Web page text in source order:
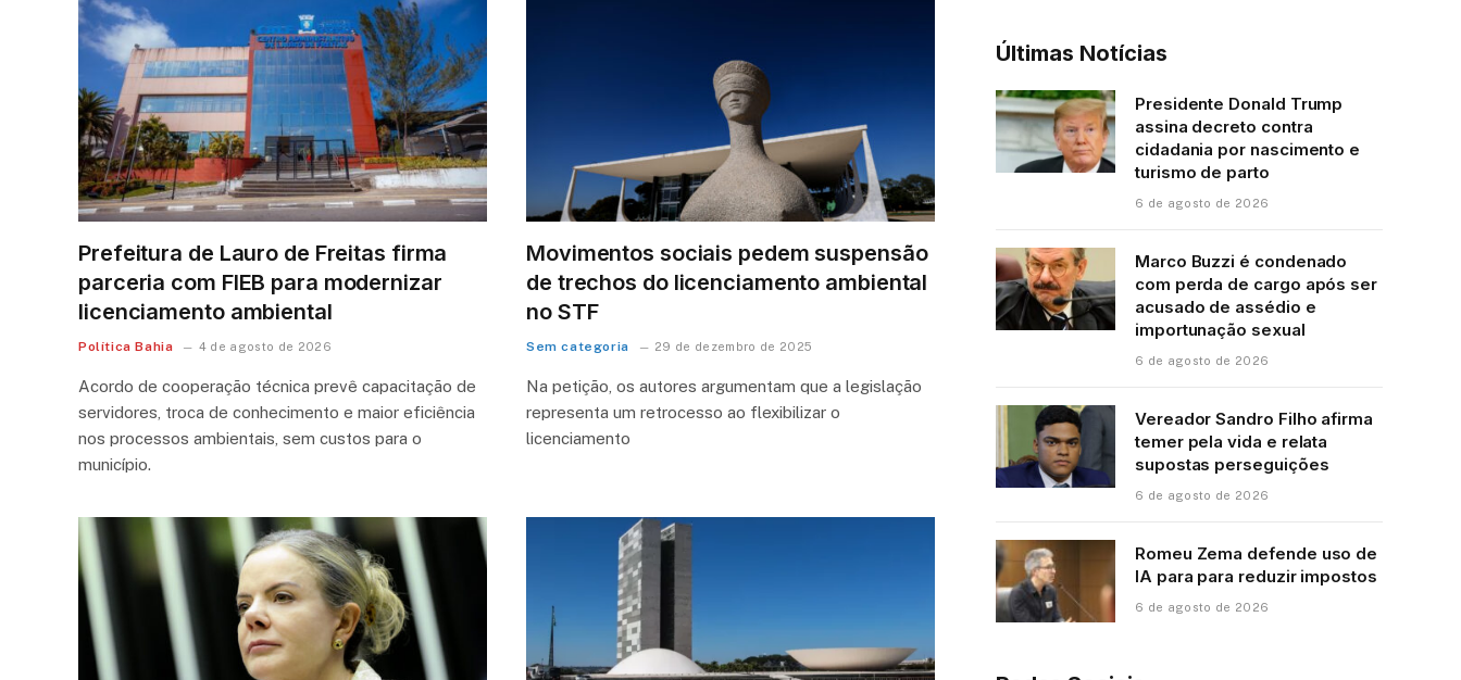
Prefeitura de Lauro de Freitas firma
parceria com FIEB para modernizar
licenciamento ambiental
Política Bahia 4 de agosto de 2026
Acordo de cooperação técnica prevê capacitação de
servidores, troca de conhecimento e maior eficiência
nos processos ambientais, sem custos para o
município.
Movimentos sociais pedem suspensão
de trechos do licenciamento ambiental
no STF
Sem categoria 29 de dezembro de 2025
Na petição, os autores argumentam que a legislação
representa um retrocesso ao flexibilizar o
licenciamento
Últimas Notícias
Presidente Donald Trump
assina decreto contra
cidadania por nascimento e
turismo de parto
6 de agosto de 2026
Marco Buzzi é condenado
com perda de cargo após ser
acusado de assédio e
importunação sexual
6 de agosto de 2026
Vereador Sandro Filho afirma
temer pela vida e relata
supostas perseguições
6 de agosto de 2026
Romeu Zema defende uso de
IA para para reduzir impostos
6 de agosto de 2026